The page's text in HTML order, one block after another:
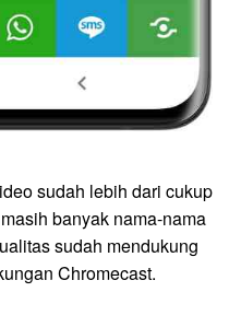
sudah lebih dari cukup
banyak nama-nama
sudah mendukung
Chromecast.